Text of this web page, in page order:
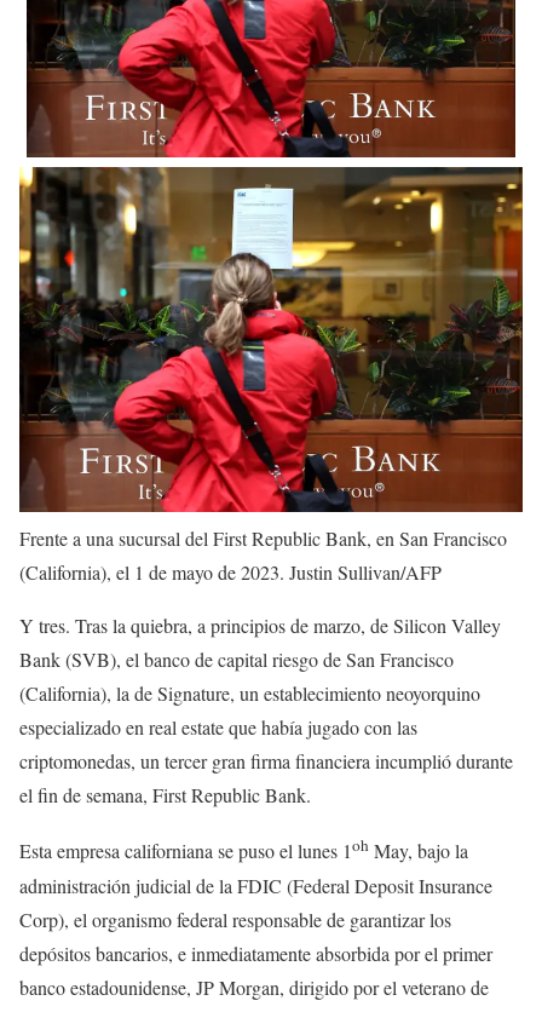
Frente a una sucursal del First Republic Bank, en San Francisco
(California), el 1 de mayo de 2023. Justin Sullivan/AFP
Y tres. Tras la quiebra, a principios de marzo, de Silicon Valley
Bank (SVB), el banco de capital riesgo de San Francisco
(California), la de Signature, un establecimiento neoyorquino
especializado en real estate que había jugado con las
criptomonedas, un tercer gran firma financiera incumplió durante
el fin de semana, First Republic Bank.
Esta empresa californiana se puso el lunes 1oh May, bajo la
administración judicial de la FDIC (Federal Deposit Insurance
Corp), el organismo federal responsable de garantizar los
depósitos bancarios, e inmediatamente absorbida por el primer
banco estadounidense, JP Morgan, dirigido por el veterano de